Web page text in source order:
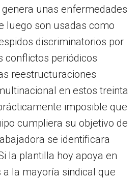
unas enfermedades
luego son usadas como
discriminatorios por
conflictos periódicos
reestructuraciones
en estos treinta
imposible que
cumpliera su objetivo de
se identificara
la plantilla hoy apoya en
a la mayoría sindical que